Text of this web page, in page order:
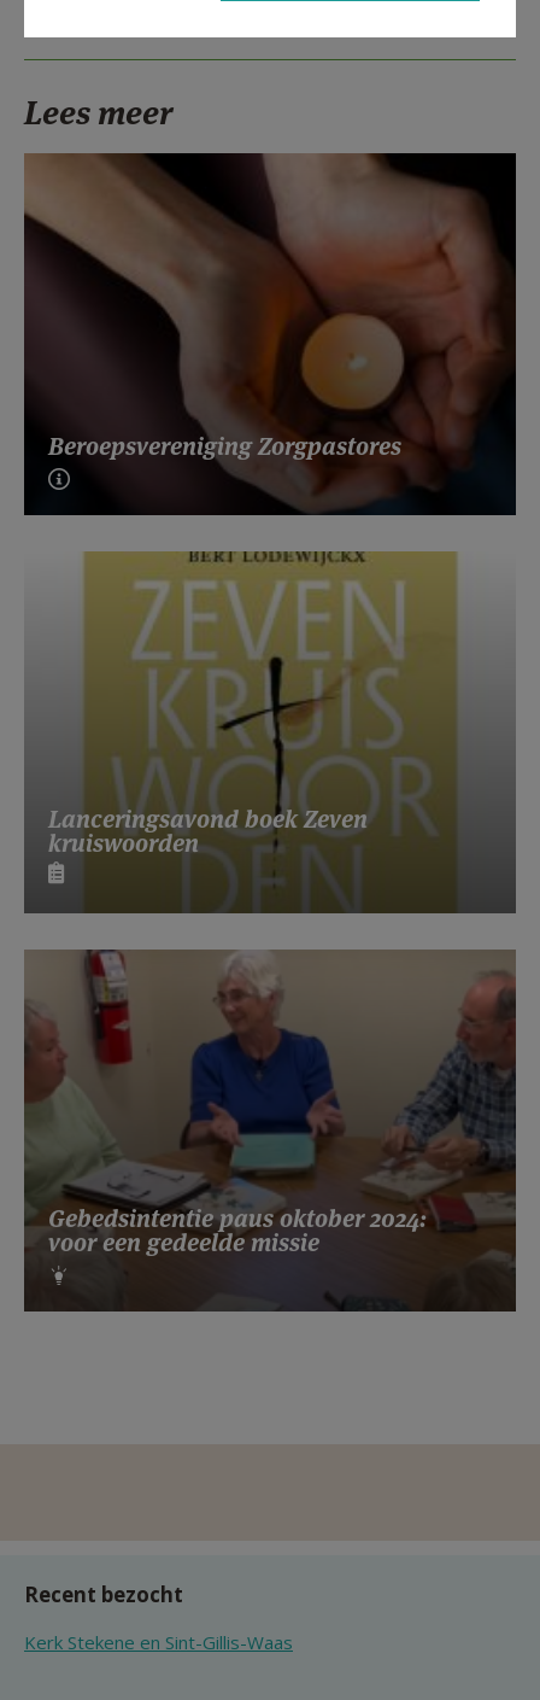
Lees meer
Beroepsvereniging Zorgpastores
Lanceringsavond boek Zeven
kruiswoorden
Gebedsintentie paus oktober 2024:
voor een gedeelde missie
Recent bezocht
Kerk Stekene en Sint-Gillis-Waas